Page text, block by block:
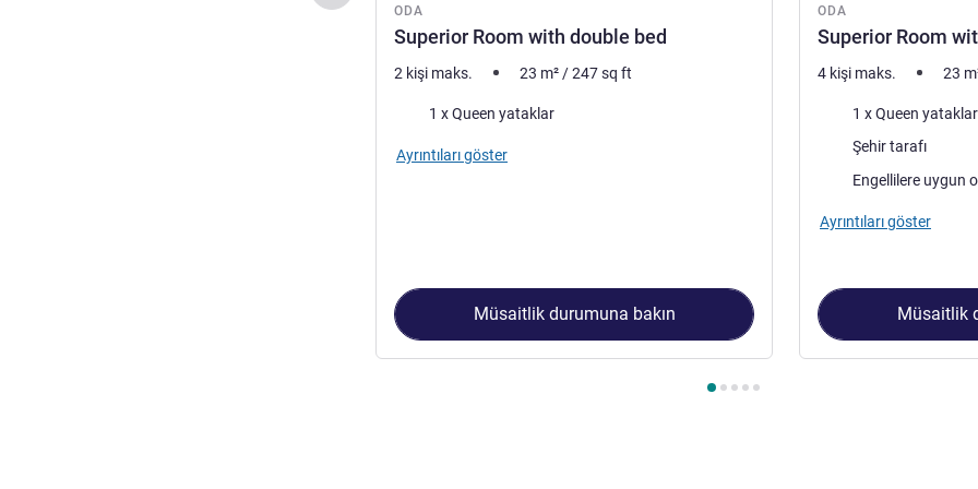
ODA
Superior Room with double bed
2 kişi maks. 23 m² /247sq ft
1 x Queen yataklar
Ayrıntıları göster
Müsaitlik durumuna bakın
ODA
Superior Room
4 kişi maks. 23
Manzara:Şehir tarafı
Engellilere uygun
Ayrıntıları göster
Müsaitlik